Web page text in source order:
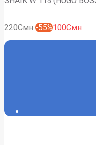
220Смн -55%100Смн